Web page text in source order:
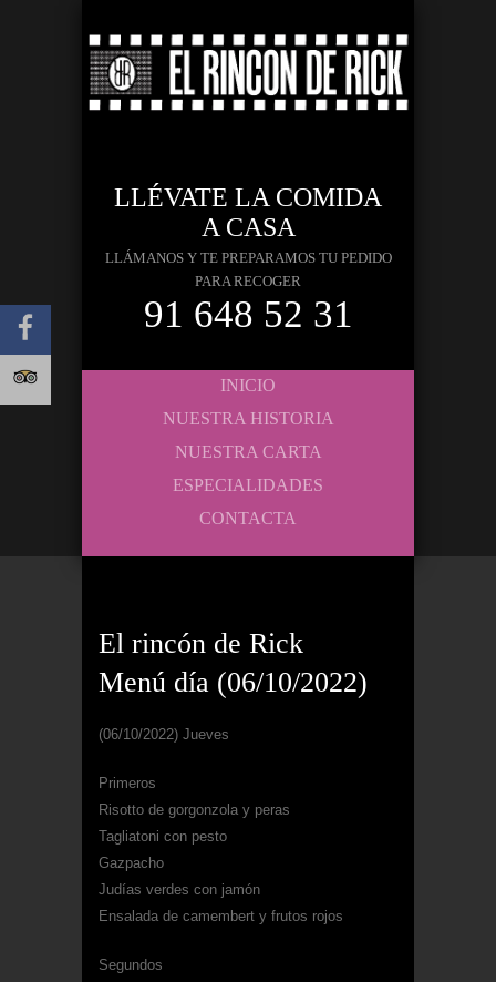
LLÉVATE LA COMIDA
A CASA
LLÁMANOS Y TE PREPARAMOS TU PEDIDO
PARA RECOGER
91 648 52 31
INICIO
NUESTRA HISTORIA
NUESTRA CARTA
ESPECIALIDADES
CONTACTA
El rincón de Rick
Menú día (06/10/2022)
(06/10/2022) Jueves
Primeros
Risotto de gorgonzola y peras
Tagliatoni con pesto
Gazpacho
Judías verdes con jamón
Ensalada de camembert y frutos rojos
Segundos